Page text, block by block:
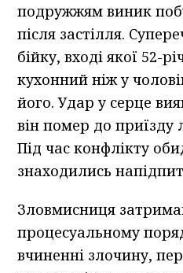
подружжям виник
після застілля.
бійку, вході якої 52-
кухонний ніж у
його. Удар у серце
він помер до приїзду
Під час конфлікту
знаходились
Зловмисниця
процесуальному
вчиненні злочину,